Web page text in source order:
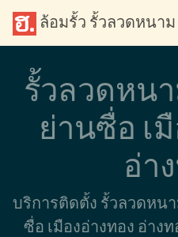
ล้อมรั้ว รั้วลวดหนา
รั้วลวดหน
ย่านซื่อ เ
อ่า
บริการติดตั้ง รั้วลวดหน
ซื่อ เมืองอ่างทอง อ่าง